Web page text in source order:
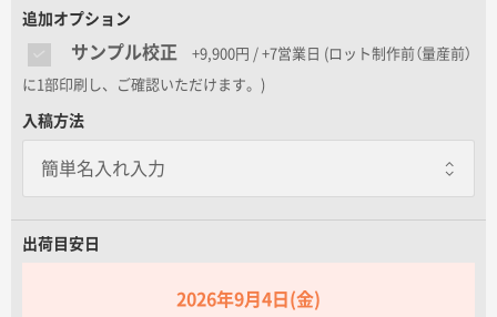
包装紙
一個あたり+80.00円 / 5日出荷
包装紙で包んだ後に外のしをします
追加オプション
サンプル校正 +9,900円 / +7営業日 (ロット制作前（量産前）
に1部印刷し、ご確認いただけます。)
入稿方法
出荷目安日
2026年9月4日(金)